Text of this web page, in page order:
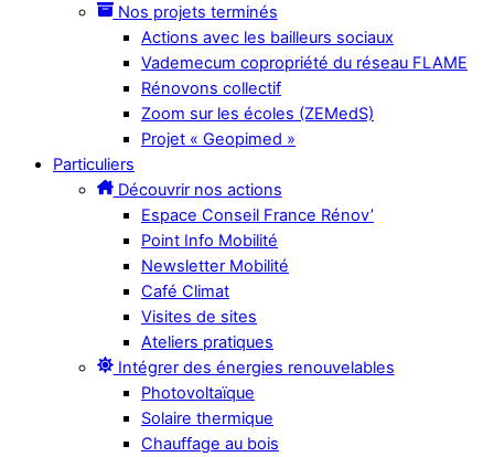
Nos projets terminés
Actions avec les bailleurs sociaux
Vademecum copropriété du réseau FLAME
Rénovons collectif
Zoom sur les écoles (ZEMedS)
Projet « Geopimed »
Particuliers
Découvrir nos actions
Espace Conseil France Rénov’
Point Info Mobilité
Newsletter Mobilité
Café Climat
Visites de sites
Ateliers pratiques
Intégrer des énergies renouvelables
Photovoltaïque
Solaire thermique
Chauffage au bois